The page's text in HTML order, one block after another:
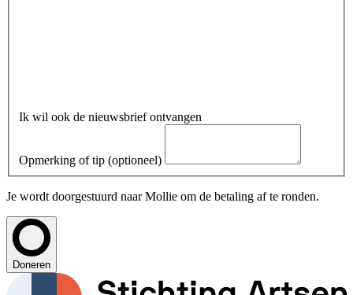
Ik wil ook de nieuwsbrief ontvangen
Opmerking of tip (optioneel)
Je wordt doorgestuurd naar Mollie om de betaling af te ronden.
Doneren